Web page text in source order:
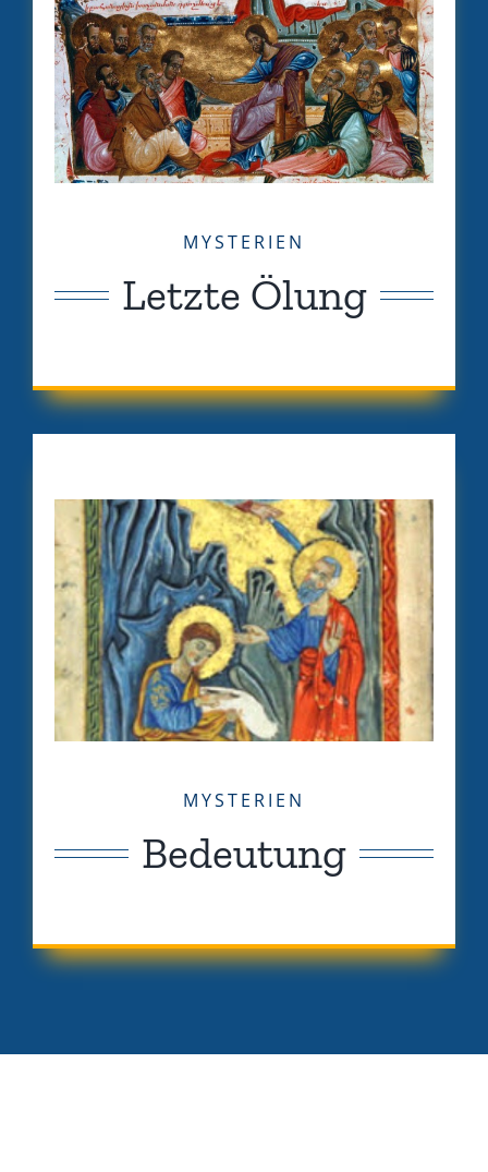
MYSTERIEN
Letzte Ölung
MYSTERIEN
Bedeutung